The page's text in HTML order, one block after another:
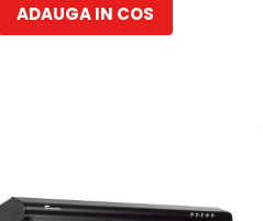
ADAUGA IN COS